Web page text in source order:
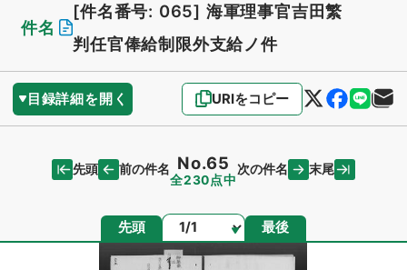
件名
[件名番号: 065] 海軍理事官吉田繁
判任官俸給制限外支給ノ件
目録詳細を開く URIをコピー
先頭 前の件名 No.65
全230点中
次の件名 末尾
先頭 ページ 最後